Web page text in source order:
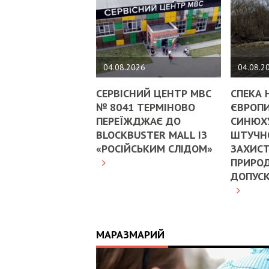
04.08.2026
СЕРВІСНИЙ ЦЕНТР МВС
№ 8041 ТЕРМІНОВО
ПЕРЕЇЖДЖАЄ ДО
BLOCKBUSTER MALL ІЗ
«РОСІЙСЬКИМ СЛІДОМ»
СПЕКА
МАРАЗМАРИЙ